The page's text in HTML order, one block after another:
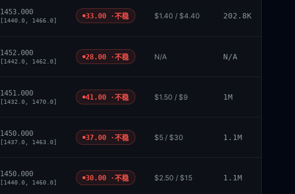
1453.000
[1440.0, 1466.0]
33.00 ·不稳 $1.40 / $4.40 202.8K
1452.000
[1442.0, 1462.0]
28.00 ·不稳 N/A N/A
1451.000
[1432.0, 1470.0]
41.00 ·不稳 $1.50 / $9 1M
1450.000
[1437.0, 1463.0]
37.00 ·不稳 $5 / $30 1.1M
1450.000
[1440.0, 1460.0]
30.00 ·不稳 $2.50 / $15 1.1M